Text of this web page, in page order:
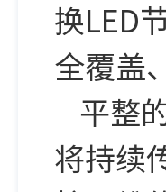
换LED
全覆盖
平整
将持续